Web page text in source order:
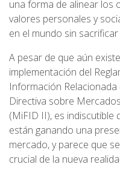
una forma de alinear los
valores personales y
en el mundo sin
A pesar de que aún
implementación del
Información Relacionada
Directiva sobre
(MiFID II), es indiscutible
están ganando una
mercado, y parece que
crucial de la nueva